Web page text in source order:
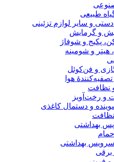
طبیعی
و سایر لوازم تزئینی
و گرمایش
پکیج و شوفاژ
هیتر و شومینه
و فن‌کوئل
هوا
و رخت‌آویز
و دستمال کاغذی
نظافت
بهداشتی
سرویس بهداشتی
برقی